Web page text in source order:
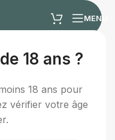
18 ans ?
18 ans pour
vérifier votre âge
MENU